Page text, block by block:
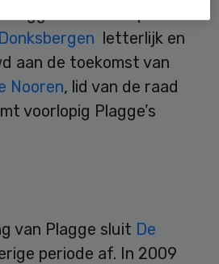
letterlijk en
aan de toekomst van
Nooren, lid van de raad
voorlopig Plagge’s
van Plagge sluit De
periode af. In 2009